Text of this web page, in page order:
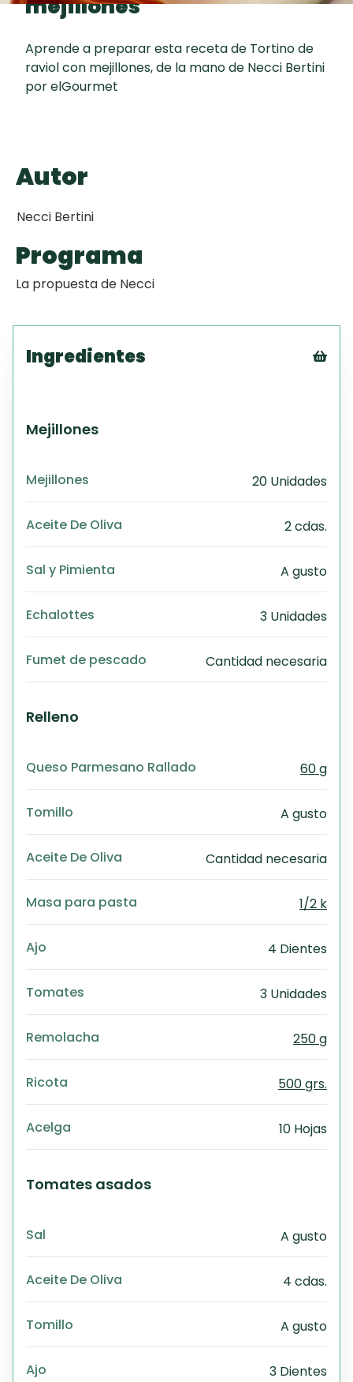
Galletas con
recetas
mejillones
Aprende a preparar esta receta de Tortino de
raviol con mejillones, de la mano de Necci Bertini
por elGourmet
Autor
Necci Bertini
Programa
La propuesta de Necci
Ingredientes
Mejillones
Mejillones 20 Unidades
Aceite De Oliva 2 cdas.
Sal y Pimienta A gusto
Echalottes 3 Unidades
Fumet de pescado Cantidad necesaria
Relleno
Queso Parmesano Rallado 60 g
Tomillo A gusto
Aceite De Oliva Cantidad necesaria
Masa para pasta 1/2 k
Ajo 4 Dientes
Tomates 3 Unidades
Remolacha 250 g
Ricota 500 grs.
Acelga 10 Hojas
Tomates asados
Sal A gusto
Aceite De Oliva 4 cdas.
Tomillo A gusto
Ajo 3 Dientes